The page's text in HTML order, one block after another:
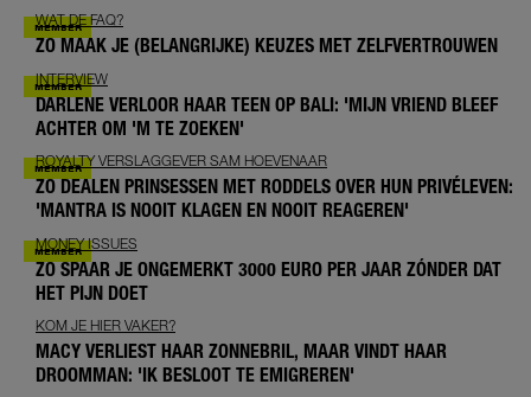
WAT DE FAQ?
ZO MAAK JE (BELANGRIJKE) KEUZES MET ZELFVERTROUWEN
INTERVIEW
DARLENE VERLOOR HAAR TEEN OP BALI: 'MIJN VRIEND BLEEF
ACHTER OM 'M TE ZOEKEN'
ROYALTY VERSLAGGEVER SAM HOEVENAAR
ZO DEALEN PRINSESSEN MET RODDELS OVER HUN PRIVÉLEVEN:
'MANTRA IS NOOIT KLAGEN EN NOOIT REAGEREN'
MONEY ISSUES
ZO SPAAR JE ONGEMERKT 3000 EURO PER JAAR ZÓNDER DAT
HET PIJN DOET
KOM JE HIER VAKER?
MACY VERLIEST HAAR ZONNEBRIL, MAAR VINDT HAAR
DROOMMAN: 'IK BESLOOT TE EMIGREREN'